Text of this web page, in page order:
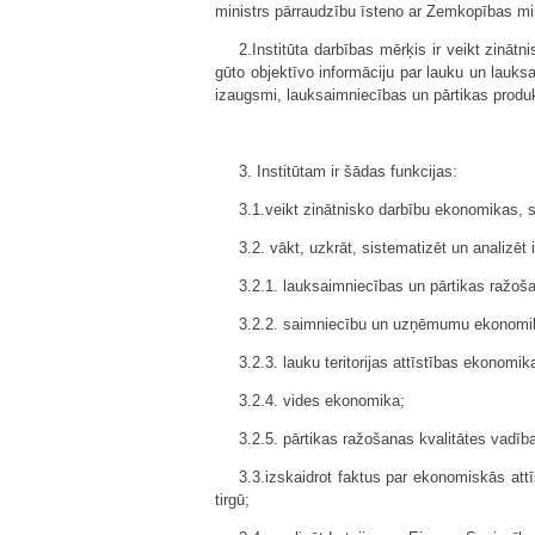
ministrs pārraudzību īsteno ar Zemkopības
2.Institūta darbības mērķis ir veikt
gūto objektīvo informāciju par lauku un
izaugsmi, lauksaimniecības un pārtikas
3. Institūtam ir šādas funkcijas:
3.1.veikt zinātnisko darbību ekonomikas,
3.2. vākt, uzkrāt, sistematizēt un analizēt
3.2.1. lauksaimniecības un pārtikas
3.2.2. saimniecību un uzņēmumu
3.2.3. lauku teritorijas attīstības
3.2.4. vides ekonomika;
3.2.5. pārtikas ražošanas kvalitātes
3.3.izskaidrot faktus par ekonomiskās
tirgū;